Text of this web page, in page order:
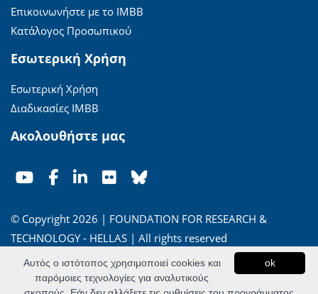
Επικοινωνήστε με το ΙΜΒΒ
Κατάλογος Προσωπικού
Εσωτερική Χρήση
Εσωτερική Χρήση
Διαδικασίες ΙΜΒΒ
Ακολουθήστε μας
© Copyright 2026 | FOUNDATION FOR RESEARCH &
TECHNOLOGY - HELLAS | All rights reserved
'Οροι Χρήσης|Πολιτική Απορρήτου ok
Αυτός ο ιστότοπος χρησιμοποιεί cookies και
παρόμοιες τεχνολογίες για αναλυτικούς